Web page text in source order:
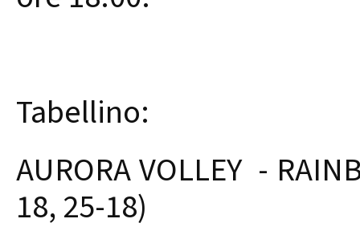
Tabellino:
AURORA VOLLEY -
18, 25-18)